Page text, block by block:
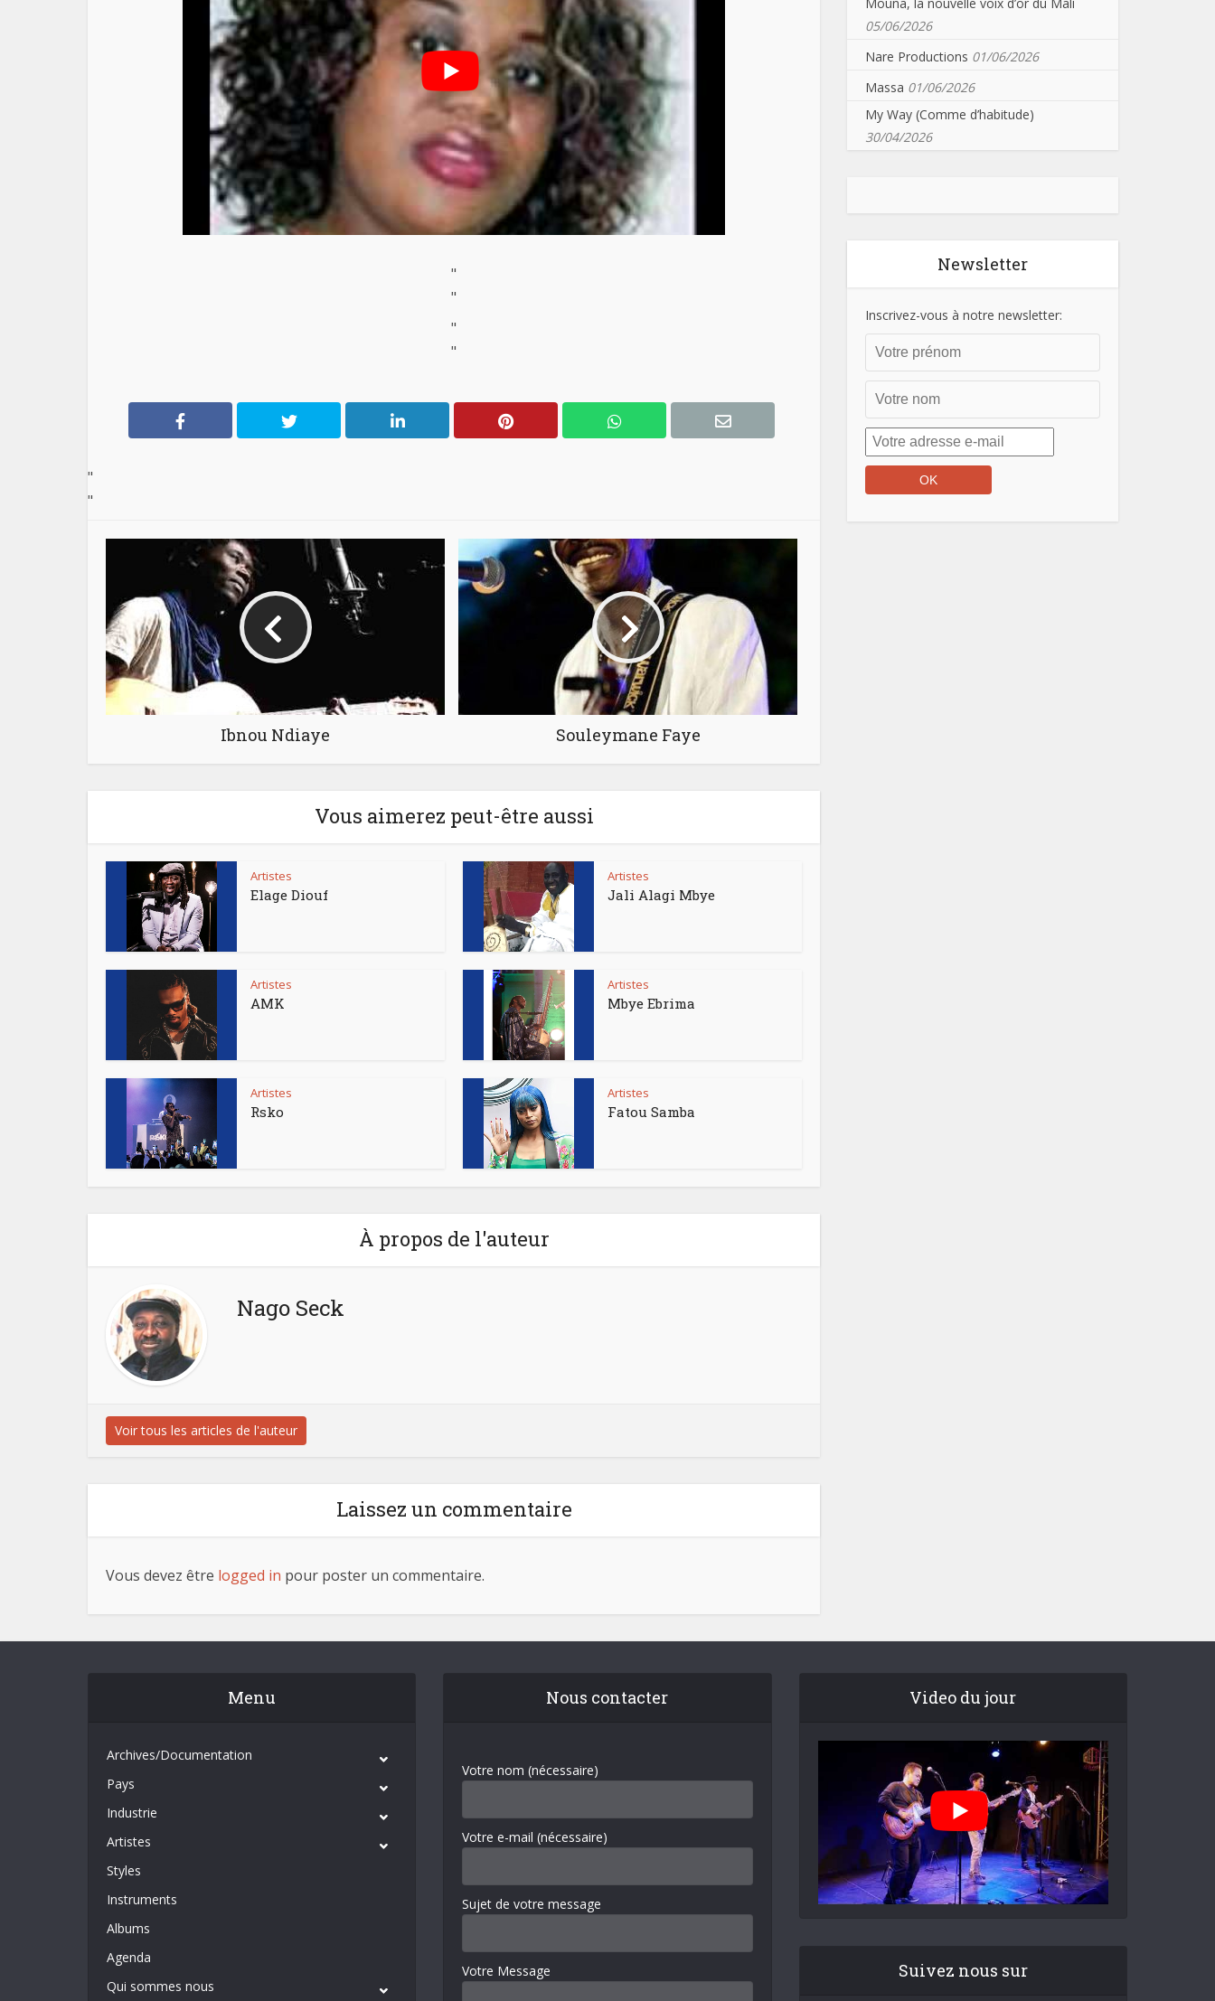
"
"
"
"
"
"
Ibnou Ndiaye Souleymane Faye
Vous aimerez peut-être aussi
Artistes
Elage Diouf
Artistes
Jali Alagi Mbye
Artistes
AMK
Artistes
Mbye Ebrima
Artistes
Rsko
Artistes
Fatou Samba
À propos de l'auteur
Nago Seck
Voir tous les articles de l'auteur
Laissez un commentaire
Vous devez être logged in pour poster un commentaire.
Mouna, la nouvelle voix d’or du Mali
05/06/2026
Nare Productions 01/06/2026
Massa 01/06/2026
My Way (Comme d’habitude)
30/04/2026
Newsletter
Inscrivez-vous à notre newsletter:
Menu
Archives/Documentation
Pays
Industrie
Artistes
Styles
Instruments
Albums
Agenda
Qui sommes nous
Nous contacter
Votre nom (nécessaire)
Votre e-mail (nécessaire)
Sujet de votre message
Votre Message
Video du jour
Suivez nous sur